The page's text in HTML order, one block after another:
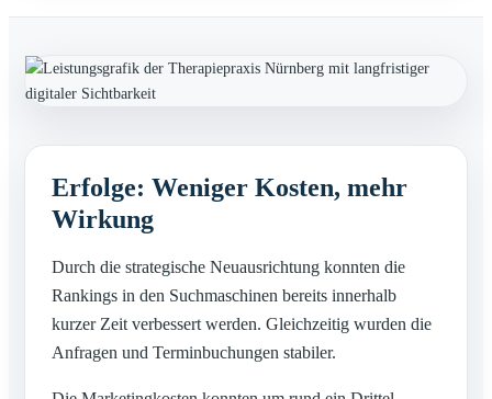
Erfolge: Weniger Kosten, mehr
Wirkung
Durch die strategische Neuausrichtung konnten die
Rankings in den Suchmaschinen bereits innerhalb
kurzer Zeit verbessert werden. Gleichzeitig wurden die
Anfragen und Terminbuchungen stabiler.